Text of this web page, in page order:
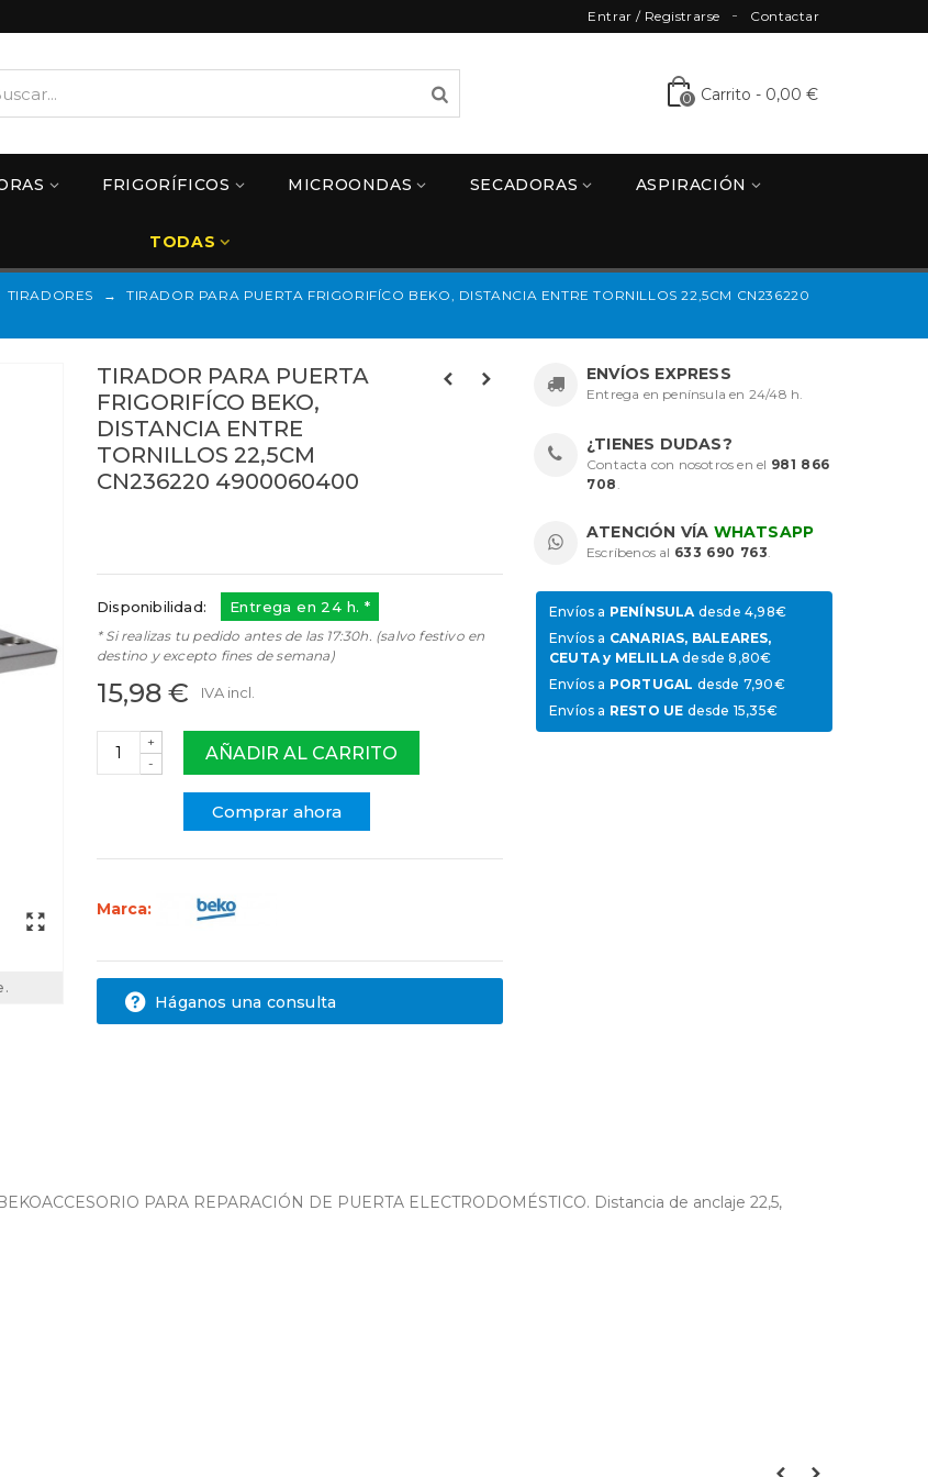
Contactar
Entrar / Registrarse
0 Carrito - 0,00 €
FRIGORÍFICOS MICROONDAS SECADORAS ASPIRACIÓN
TODAS
TIRADORES →
TIRADOR PARA PUERTA FRIGORIFÍCO BEKO, DISTANCIA ENTRE TORNILLOS 22,5CM CN236220
TIRADOR PARA PUERTA
FRIGORIFÍCO BEKO,
DISTANCIA ENTRE
TORNILLOS 22,5CM
CN236220 4900060400
Disponibilidad: Entrega en 24 h. *
* Si realizas tu pedido antes de las 17:30h. (salvo festivo en
destino y excepto fines de semana)
15,98 € IVA incl.
-
+
AÑADIR AL CARRITO
Comprar ahora
Marca:
Háganos una consulta
ENVÍOS EXPRESS
Entrega en península en 24/48 h.
¿TIENES DUDAS?
Contacta con nosotros en el 981 866
708 .
ATENCIÓN VÍA WHATSAPP
Escríbenos al 633 690 763.
Envíos a PENÍNSULAdesde 4,98€
Envíos a CANARIAS, BALEARES,
CEUTA y MELILLAdesde 8,80€
Envíos a PORTUGAL desde 7,90€
Envíos a RESTO UE desde 15,35€
PARA REPARACIÓN DE PUERTA ELECTRODOMÉSTICO. Distancia de anclaje 22,5,